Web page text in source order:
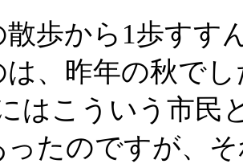
散歩から1歩すす
は、昨年の秋でし
はこういう市民
ったのですが、